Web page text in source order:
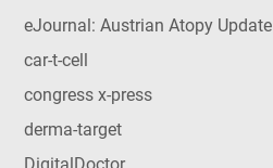
eJournal: Austrian Atopy Update
car-t-cell
congress x-press
derma-target
DigitalDoctor